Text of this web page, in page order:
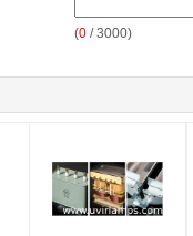
(0 / 3000)